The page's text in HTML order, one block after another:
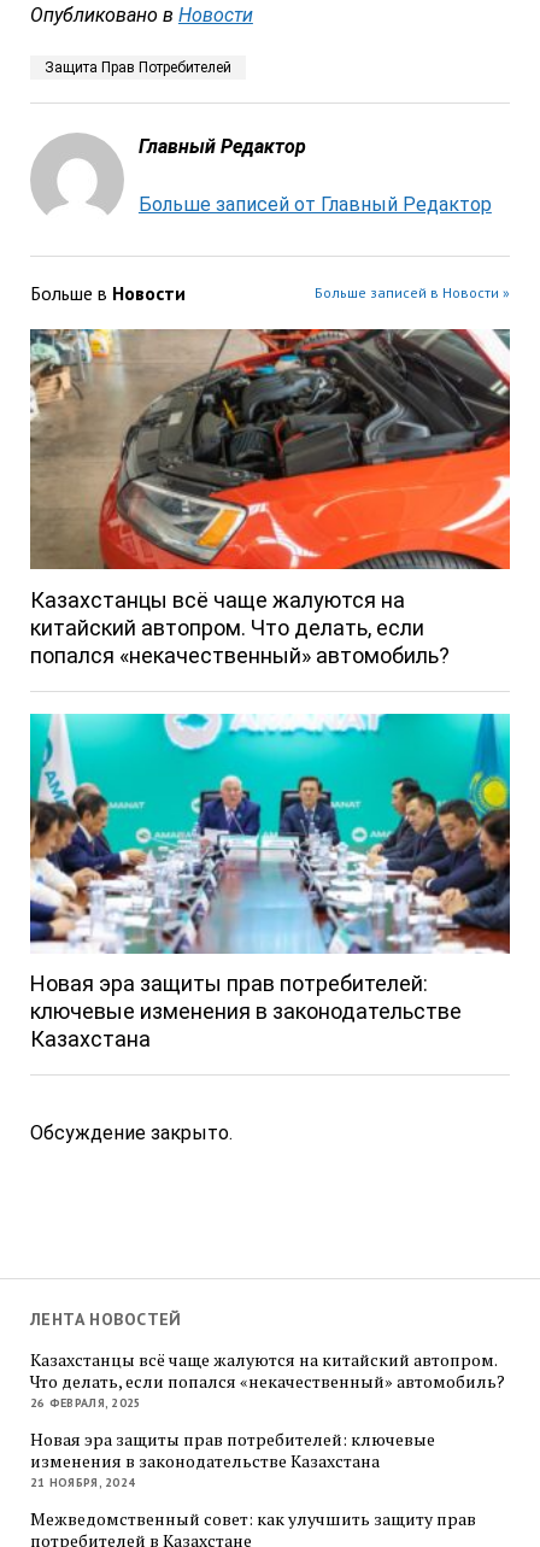
Опубликовано в Новости
Защита Прав Потребителей
Главный Редактор
Больше записей от Главный Редактор
Больше в Новости Больше записей в Новости »
Казахстанцы всё чаще жалуются на
китайский автопром. Что делать, если
попался «некачественный» автомобиль?
Новая эра защиты прав потребителей:
ключевые изменения в законодательстве
Казахстана
Обсуждение закрыто.
ЛЕНТА НОВОСТЕЙ
Казахстанцы всё чаще жалуются на китайский автопром.
Что делать, если попался «некачественный» автомобиль?
26 ФЕВРАЛЯ, 2025
Новая эра защиты прав потребителей: ключевые
изменения в законодательстве Казахстана
21 НОЯБРЯ, 2024
Межведомственный совет: как улучшить защиту прав
потребителей в Казахстане